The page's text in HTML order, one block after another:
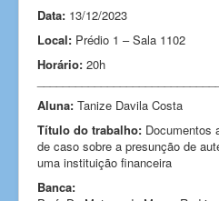
Data: 13/12/2023
Local: Prédio 1 – Sala 1102
Horário: 20h
Aluna: Tanize Davila Costa
Título do trabalho: Documentos
de caso sobre a presunção de
uma instituição financeira
Banca: